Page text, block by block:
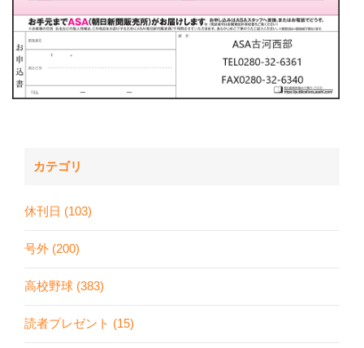
カテゴリ
休刊日 (103)
号外 (200)
高校野球 (383)
読者プレゼント (15)